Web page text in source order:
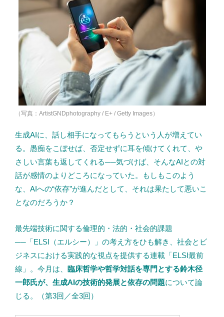
「回復」のための苦痛の活用
情報環境がもたらす「なめらかな流れ」
苦痛を正常な過程として受け入れる
もっとつまずき、ひっかかりながら
関連資料
（写真：ArtistGNDphotography / E+ / Getty Images）
生成AIに、話し相手になってもらうという人が増えてい
る。愚痴をこぼせば、否定せずに耳を傾けてくれて、や
さしい言葉も返してくれる──気づけば、そんなAIとの対
話が感情のよりどころになっていた。もしもこのよう
な、AIへの“依存”が進んだとして、それは果たして悪いこ
となのだろうか？
最先端技術に関する倫理的・法的・社会的課題
──「ELSI（エルシー）」の考え方をひも解き、社会とビ
ジネスにおける実践的な視点を提供する連載「ELSI最前
線」。今月は、 臨床哲学や哲学対話を専門とする鈴木径
一郎氏が、生成AIの技術的発展と依存の問題について論
じる。（第3回／全3回）